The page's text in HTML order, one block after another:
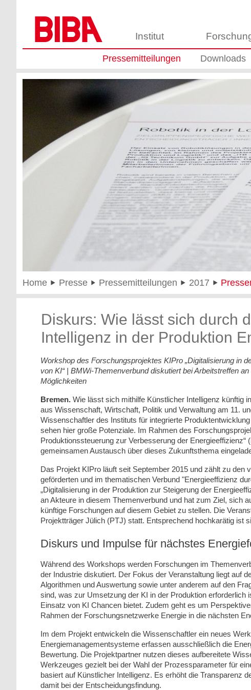
Institut
Pressemitteilungen Downloads
Home Presse Pressemitteilungen 2017
Diskurs: Wie lässt sich durch
Intelligenz in der Produktion
Workshop des Forschungsprojektes KIPro „Digitalisierung in
von KI“ | BMWi-Themenverbund diskutiert bei Arbeitstreffen
Möglichkeiten
Bremen.Wie lässt sich mithilfe Künstlicher Intelligenz künftig
aus Wissenschaft, Wirtschaft, Politik und Verwaltung am 11.
Wissenschaftler des Instituts für integrierte
sehen hier große Potenziale. Im Rahmen des
Produktionssteuerung zur Verbesserung der
gemeinsamen Austausch über dieses Zukunftsthema
Das Projekt KIPro läuft seit September 2015 und zählt zu
geförderten und im thematischen Verbund "Energieeffizienz
„Digitalisierung in der Produktion zur Steigerung der
an Akteure in diesem Themenverbund und hat zum Ziel, sich
künftige Forschungen auf diesem Gebiet zu stellen. Die
Projektträger Jülich (PTJ) statt. Entsprechend hochkarätig ist
Diskurs und Impulse für nächstes
Während des Workshops werden Forschungen im
der Industrie diskutiert. Der Fokus der Veranstaltung liegt auf
Algorithmen und Auswertung sowie unter anderem auf den
sind, was zur Umsetzung der KI in der Produktion
Einsatz von KI Chancen bietet. Zudem geht es um
Rahmen der Forschungsnetzwerke Energie in die nächsten
Im dem Projekt entwickeln die Wissenschaftler ein neues
Energiemanagementsysteme erfassen ausschließlich die
Bewertung. Die Projektpartner nutzen dieses aufbereitete
Werkzeuges gezielt bei der Wahl der Prozessparameter für
basiert auf Künstlicher Intelligenz. Es erhöht die Transparenz
damit bei der Entscheidungsfindung.